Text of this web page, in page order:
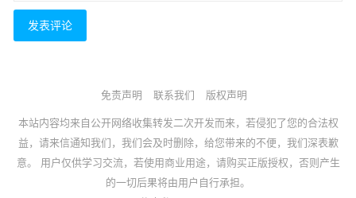
免责声明 联系我们 版权声明
本站内容均来自公开网络收集转发二次开发而来，若侵犯了您的合法权
益，请来信通知我们，我们会及时删除，给您带来的不便，我们深表歉
意。 用户仅供学习交流，若使用商业用途，请购买正版授权，否则产生
的一切后果将由用户自行承担。